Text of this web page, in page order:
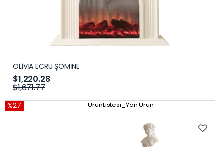
OLİVİA ECRU ŞÖMİNE
$1,220.28
$1,671.77
%27 UrunListesi_YeniUrun